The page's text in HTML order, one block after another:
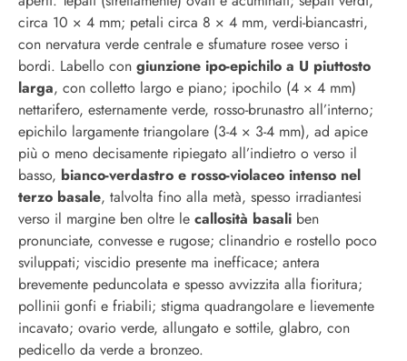
circa 10 × 4 mm; petali circa 8 × 4 mm, verdi-biancastri,
con nervatura verde centrale e sfumature rosee verso i
bordi. Labello con giunzione ipo-epichilo a U piuttosto
larga, con colletto largo e piano; ipochilo (4 × 4 mm)
nettarifero, esternamente verde, rosso-brunastro all’interno;
epichilo largamente triangolare (3-4 × 3-4 mm), ad apice
più o meno decisamente ripiegato all’indietro o verso il
basso, bianco-verdastro e rosso-violaceo intenso nel
terzo basale, talvolta fino alla metà, spesso irradiantesi
verso il margine ben oltre le callosità basali ben
pronunciate, convesse e rugose; clinandrio e rostello poco
sviluppati; viscidio presente ma inefficace; antera
brevemente peduncolata e spesso avvizzita alla fioritura;
pollinii gonfi e friabili; stigma quadrangolare e lievemente
incavato; ovario verde, allungato e sottile, glabro, con
pedicello da verde a bronzeo.